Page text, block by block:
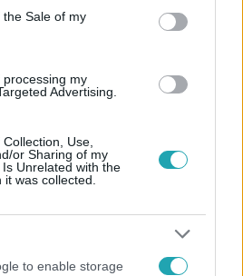
Sale of my
my
Advertising.
Use,
or Sharing of my
Unrelated with the
was collected.
to enable storage
#ADÁSRÉSZLETEK TURIZMUS
CSENGE
#KÖZÖSSÉGI ÉLMÉNY